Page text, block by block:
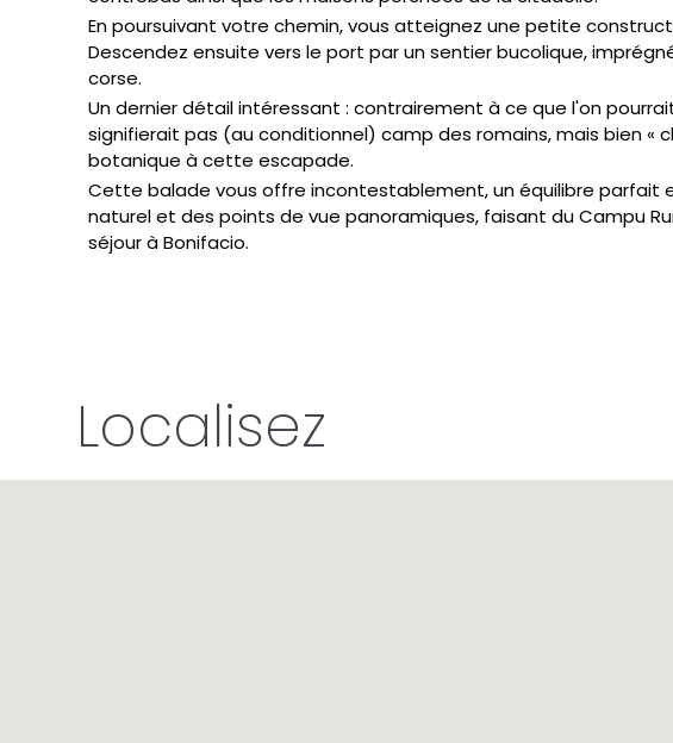
En poursuivant votre chemin, vous atteignez une petite
Descendez ensuite vers le port par un sentier bucolique,
corse.
Un dernier détail intéressant : contrairement à ce que l'on
signifierait pas (au conditionnel) camp des romains, mais bien «
botanique à cette escapade.
Cette balade vous offre incontestablement, un équilibre parfait
naturel et des points de vue panoramiques, faisant du Campu
séjour à Bonifacio.
Localisez